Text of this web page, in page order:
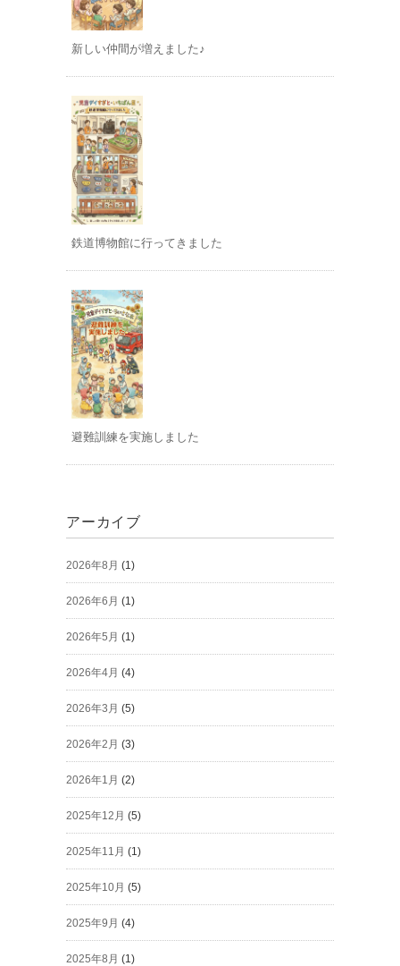
新しい仲間が増えました♪
鉄道博物館に行ってきました
避難訓練を実施しました
アーカイブ
2026年8月 (1)
2026年6月 (1)
2026年5月 (1)
2026年4月 (4)
2026年3月 (5)
2026年2月 (3)
2026年1月 (2)
2025年12月 (5)
2025年11月 (1)
2025年10月 (5)
2025年9月 (4)
2025年8月 (1)